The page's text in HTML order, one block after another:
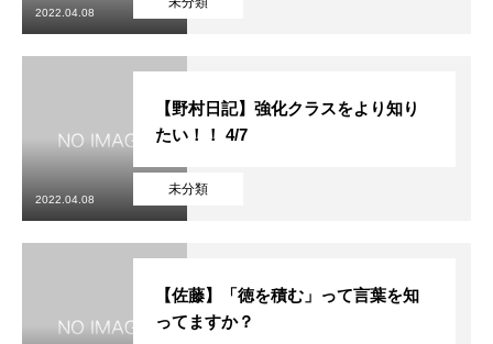
2022.04.08
未分類
【野村日記】強化クラスをより知り
たい！！ 4/7
2022.04.08
【佐藤】「徳を積む」って言葉を知
ってますか？